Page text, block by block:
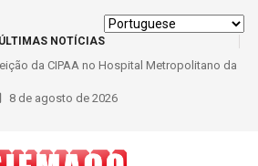
ÚLTIMAS NOTÍCIAS
da CIPAA no Hospital Metropolitano da
participação dos trabalhadores
8 de agosto de 2026